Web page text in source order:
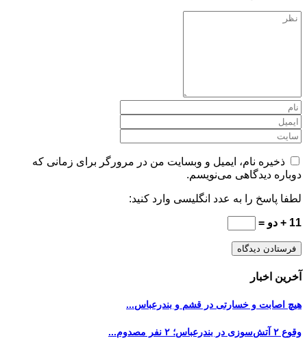
ذخیره نام، ایمیل و وبسایت من در مرورگر برای زمانی که
دوباره دیدگاهی می‌نویسم.
لطفا پاسخ را به عدد انگلیسی وارد کنید:
11 + دو =
آخرین اخبار
هیچ اصابت و خسارتی در قشم و بندرعباس...
وقوع ۲ آتش‌سوزی در بندرعباس؛ ۲ نفر مصدوم...